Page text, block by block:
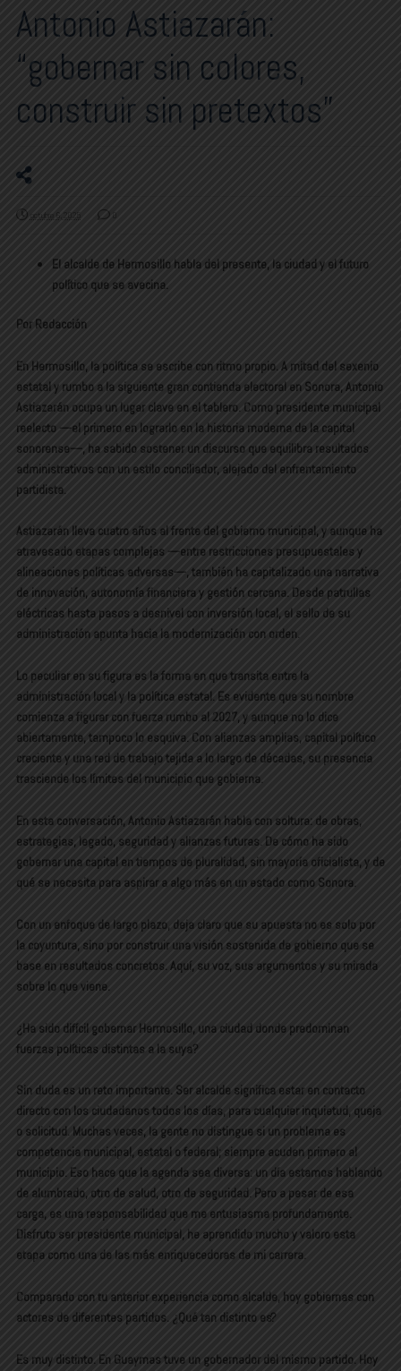
Antonio Astiazarán:
“gobernar sin colores,
construir sin pretextos”
octubre 6, 2025 0
El alcalde de Hermosillo habla del presente, la ciudad y el futuro
político que se avecina.
Por Redacción
En Hermosillo, la política se escribe con ritmo propio. A mitad del sexenio
estatal y rumbo a la siguiente gran contienda electoral en Sonora, Antonio
Astiazarán ocupa un lugar clave en el tablero. Como presidente municipal
reelecto —el primero en lograrlo en la historia moderna de la capital
sonorense—, ha sabido sostener un discurso que equilibra resultados
administrativos con un estilo conciliador, alejado del enfrentamiento
partidista.
Astiazarán lleva cuatro años al frente del gobierno municipal, y aunque ha
atravesado etapas complejas —entre restricciones presupuestales y
alineaciones políticas adversas—, también ha capitalizado una narrativa
de innovación, autonomía financiera y gestión cercana. Desde patrullas
eléctricas hasta pasos a desnivel con inversión local, el sello de su
administración apunta hacia la modernización con orden.
Lo peculiar en su figura es la forma en que transita entre la
administración local y la política estatal. Es evidente que su nombre
comienza a figurar con fuerza rumbo al 2027, y aunque no lo dice
abiertamente, tampoco lo esquiva. Con alianzas amplias, capital político
creciente y una red de trabajo tejida a lo largo de décadas, su presencia
trasciende los límites del municipio que gobierna.
En esta conversación, Antonio Astiazarán habla con soltura: de obras,
estrategias, legado, seguridad y alianzas futuras. De cómo ha sido
gobernar una capital en tiempos de pluralidad, sin mayoría oficialista, y de
qué se necesita para aspirar a algo más en un estado como Sonora.
Con un enfoque de largo plazo, deja claro que su apuesta no es solo por
la coyuntura, sino por construir una visión sostenida de gobierno que se
base en resultados concretos. Aquí, su voz, sus argumentos y su mirada
sobre lo que viene.
¿Ha sido difícil gobernar Hermosillo, una ciudad donde predominan
fuerzas políticas distintas a la suya?
Sin duda es un reto importante. Ser alcalde significa estar en contacto
directo con los ciudadanos todos los días, para cualquier inquietud, queja
o solicitud. Muchas veces, la gente no distingue si un problema es
competencia municipal, estatal o federal; siempre acuden primero al
municipio. Eso hace que la agenda sea diversa: un día estamos hablando
de alumbrado, otro de salud, otro de seguridad. Pero a pesar de esa
carga, es una responsabilidad que me entusiasma profundamente.
Disfruto ser presidente municipal, he aprendido mucho y valoro esta
etapa como una de las más enriquecedoras de mi carrera.
Comparado con tu anterior experiencia como alcalde, hoy gobiernas con
actores de diferentes partidos. ¿Qué tan distinto es?
Es muy distinto. En Guaymas tuve un gobernador del mismo partido. Hoy